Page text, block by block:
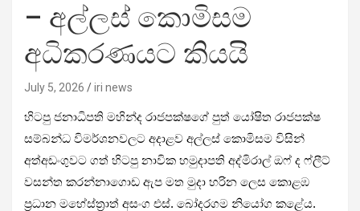
– අල්ලස් කොමිසම
අධිකරණයට කියයි
July 5, 2026 iri news
හිටපු ජනාධිපති මහින්ද රාජපක්ෂගේ පුත් යෝෂිත රාජපක්ෂ
සම්බන්ධ විමර්ශනවලට අදාළව අල්ලස් කොමිසම විසින්
අත්අඩංගුවට ගත් හිටපු නාවික හමුදාපති අද්මිරාල් ඔෆ් ද ෆ්ලීට්
වසන්ත කරන්නාගොඩ ඇප මත මුදා හරින ලෙස කොළඹ
ප්‍රධාන මහේස්ත්‍රාත් අසංග එස්. බෝදරගම නියෝග කළේය.